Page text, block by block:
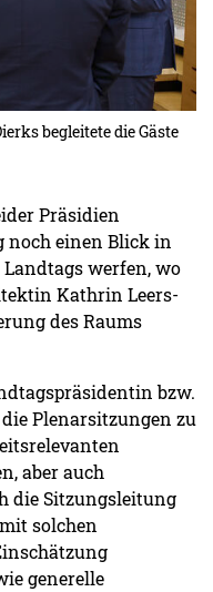
begleitete die Gäste
Präsidien
noch einen Blick in
werfen, wo
Kathrin Leers-
des Raums
bzw.
Plenarsitzungen zu
aber auch
die Sitzungsleitung
solchen
generelle